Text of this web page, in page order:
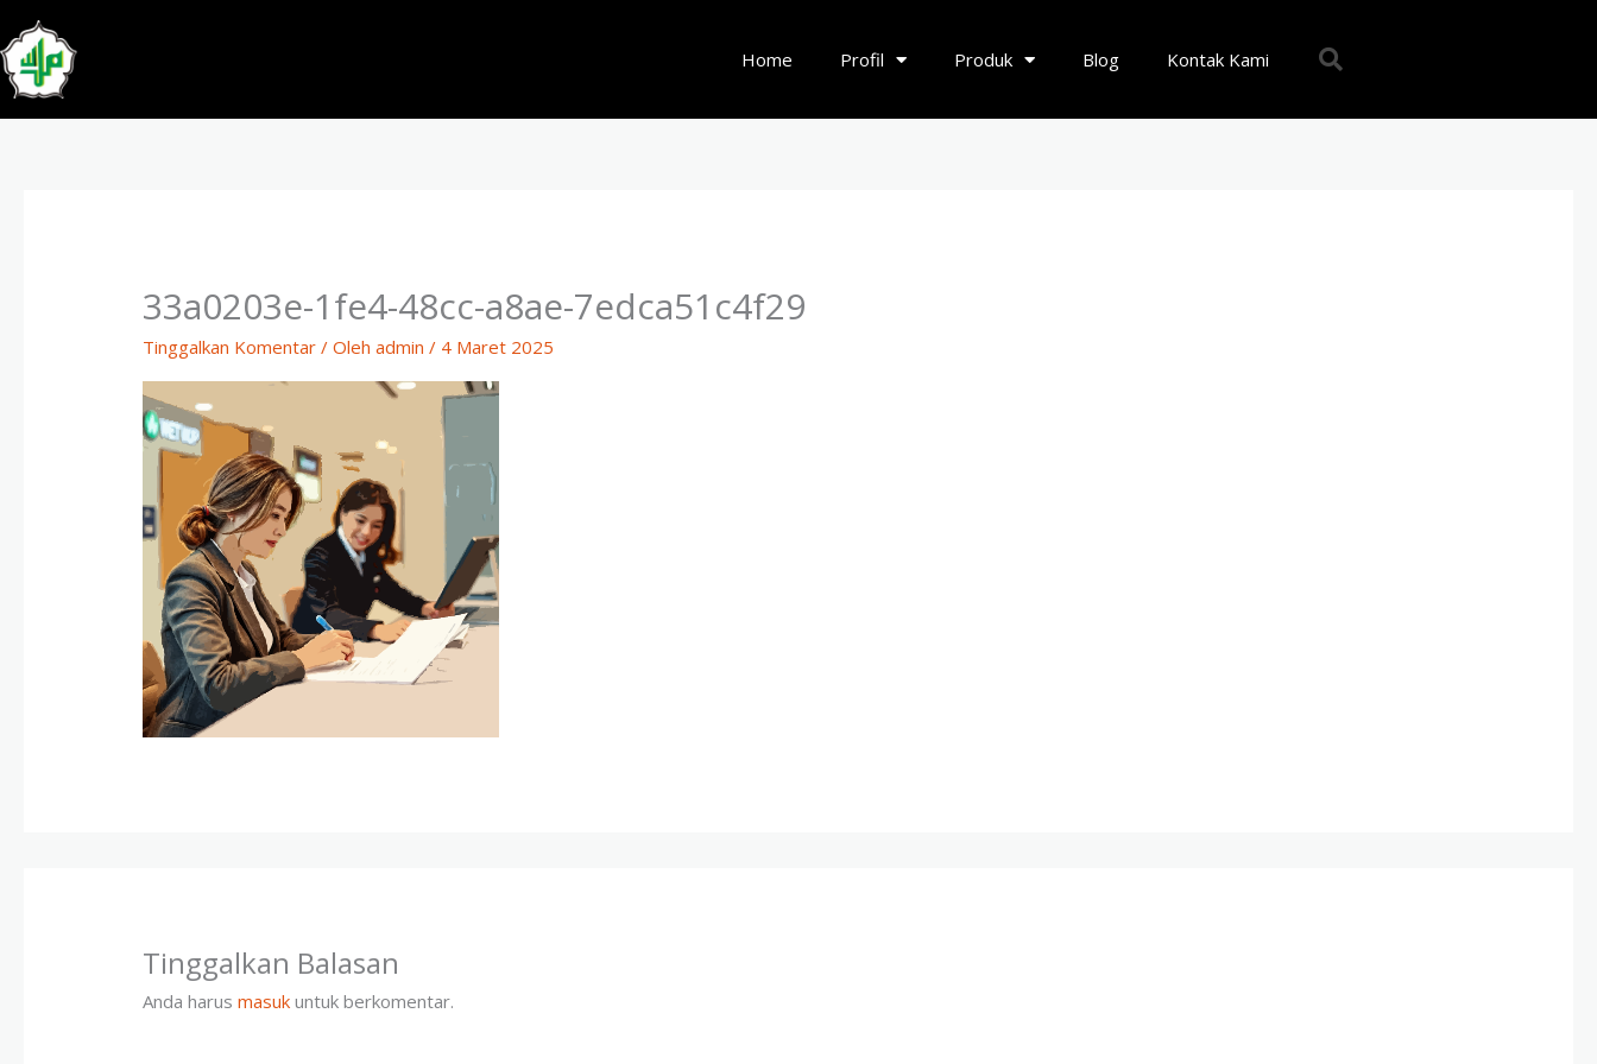
Lewati
ke
konten
Home Profil Produk Blog Kontak Kami
33a0203e-1fe4-48cc-a8ae-7edca51c4f29
Tinggalkan Komentar / Olehadmin/ 4 Maret 2025
Tinggalkan Balasan
Anda harusmasuk untuk berkomentar.